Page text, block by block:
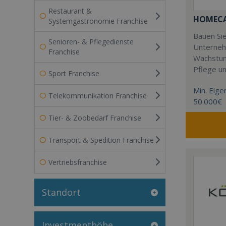
Restaurant &
Systemgastronomie Franchise
Senioren- & Pflegedienste
Franchise
Sport Franchise
Telekommunikation Franchise
Tier- & Zoobedarf Franchise
Transport & Spedition Franchise
Vertriebsfranchise
Standort
Bauen
Pflege
Min.
50.000€